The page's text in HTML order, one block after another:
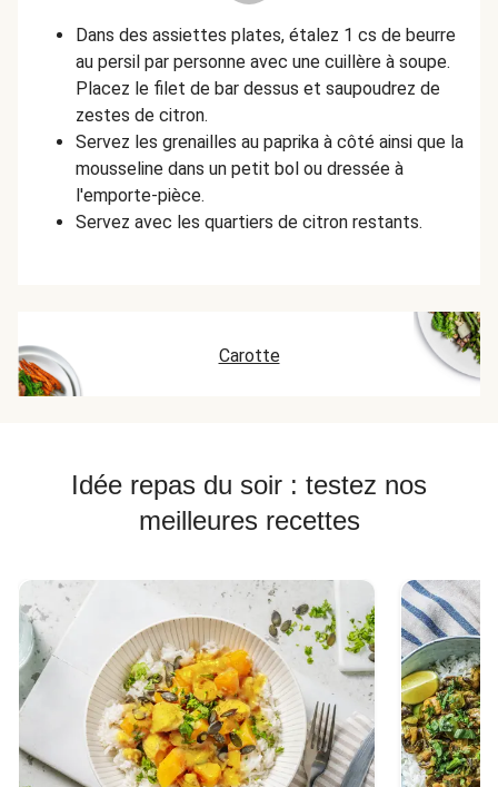
Dans des assiettes plates, étalez 1 cs de beurre
au persil par personne avec une cuillère à soupe.
Placez le filet de bar dessus et saupoudrez de
zestes de citron.
Servez les grenailles au paprika à côté ainsi que la
mousseline dans un petit bol ou dressée à
l'emporte-pièce.
Servez avec les quartiers de citron restants.
Carotte
Idée repas du soir : testez nos
meilleures recettes